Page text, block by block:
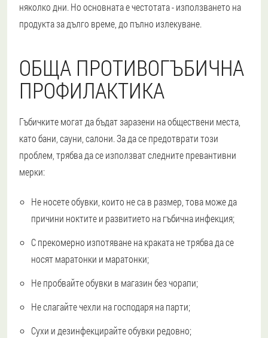
няколко дни. Но основната е честотата - използването на
продукта за дълго време, до пълно излекуване.
ОБЩА ПРОТИВОГЪБИЧНА
ПРОФИЛАКТИКА
Гъбичките могат да бъдат заразени на обществени места,
като бани, сауни, салони. За да се предотврати този
проблем, трябва да се използват следните превантивни
мерки:
Не носете обувки, които не са в размер, това може да
причини ноктите и развитието на гъбична инфекция;
С прекомерно изпотяване на краката не трябва да се
носят маратонки и маратонки;
Не пробвайте обувки в магазин без чорапи;
Не слагайте чехли на господаря на парти;
Сухи и дезинфекцирайте обувки редовно;